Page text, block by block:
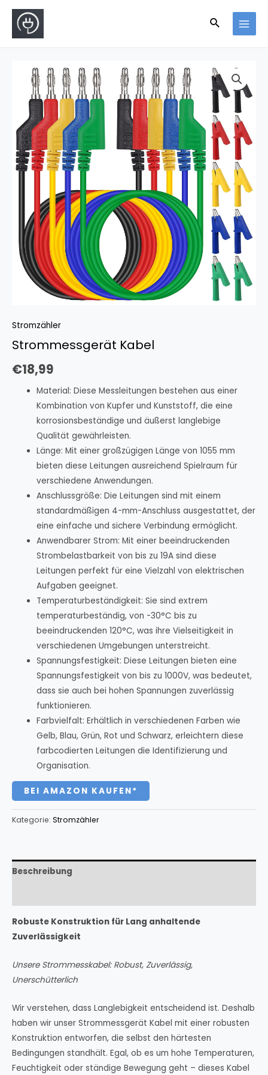
Stromzähler
Strommessgerät Kabel
€18,99
Material: Diese Messleitungen bestehen aus einer
Kombination von Kupfer und Kunststoff, die eine
korrosionsbeständige und äußerst langlebige
Qualität gewährleisten.
Länge: Mit einer großzügigen Länge von 1055 mm
bieten diese Leitungen ausreichend Spielraum für
verschiedene Anwendungen.
Anschlussgröße: Die Leitungen sind mit einem
standardmäßigen 4-mm-Anschluss ausgestattet, der
eine einfache und sichere Verbindung ermöglicht.
Anwendbarer Strom: Mit einer beeindruckenden
Strombelastbarkeit von bis zu 19A sind diese
Leitungen perfekt für eine Vielzahl von elektrischen
Aufgaben geeignet.
Temperaturbeständigkeit: Sie sind extrem
temperaturbeständig, von -30°C bis zu
beeindruckenden 120°C, was ihre Vielseitigkeit in
verschiedenen Umgebungen unterstreicht.
Spannungsfestigkeit: Diese Leitungen bieten eine
Spannungsfestigkeit von bis zu 1000V, was bedeutet,
dass sie auch bei hohen Spannungen zuverlässig
funktionieren.
Farbvielfalt: Erhältlich in verschiedenen Farben wie
Gelb, Blau, Grün, Rot und Schwarz, erleichtern diese
farbcodierten Leitungen die Identifizierung und
Organisation.
BEI AMAZON KAUFEN*
Kategorie: Stromzähler
Beschreibung
Robuste Konstruktion für Lang anhaltende
Zuverlässigkeit
Unsere Strommesskabel: Robust, Zuverlässig,
Unerschütterlich
Wir verstehen, dass Langlebigkeit entscheidend ist. Deshalb
haben wir unser Strommessgerät Kabel mit einer robusten
Konstruktion entworfen, die selbst den härtesten
Bedingungen standhält. Egal, ob es um hohe Temperaturen,
Feuchtigkeit oder ständige Bewegung geht – dieses Kabel